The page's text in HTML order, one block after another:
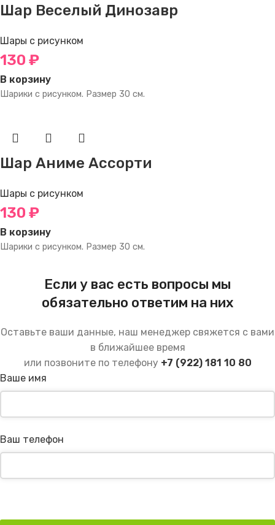
Шар Веселый Динозавр
Шары с рисунком
130 ₽
В корзину
Шарики с рисунком. Размер 30 см.
Шар Аниме Ассорти
Шары с рисунком
130 ₽
В корзину
Шарики с рисунком. Размер 30 см.
Если у вас есть вопросы мы
обязательно ответим на них
Оставьте ваши данные, наш менеджер свяжется с вами
в ближайшее время
или позвоните по телефону +7 (922) 181 10 80
Ваше имя
Ваш телефон